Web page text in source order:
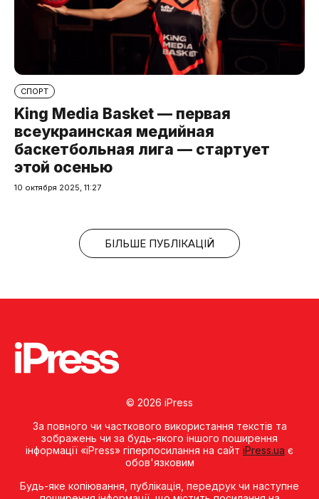
СПОРТ
King Media Basket — первая
всеукраинская медийная
баскетбольная лига — стартует
этой осенью
10 октября 2025, 11:27
БІЛЬШЕ ПУБЛІКАЦІЙ
© 2026 iPress
За повного чи часткового використання текстів та
зображень чи за будь-якого іншого поширення
інформації «iPress» гіперпосилання на сайт iPress.ua є
обов'язковим
Будь-яке копiювання, публiкацiя, передрук чи наступне